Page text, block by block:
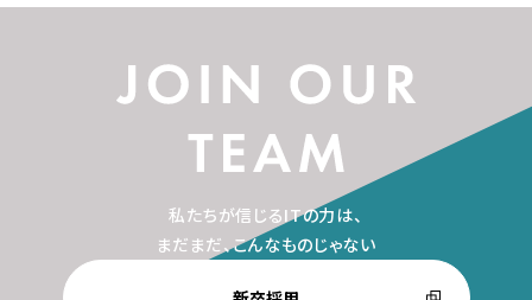
私たちが信じるITの力は、
まだまだ、こんなものじゃない